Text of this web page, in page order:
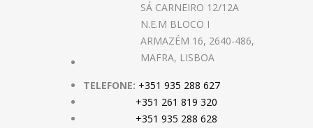
SÁ CARNEIRO 12/12A
N.E.M BLOCO I
ARMAZÉM 16, 2640-486,
MAFRA, LISBOA
TELEFONE: +351 935 288 627
+351 261 819 320
+351 935 288 628